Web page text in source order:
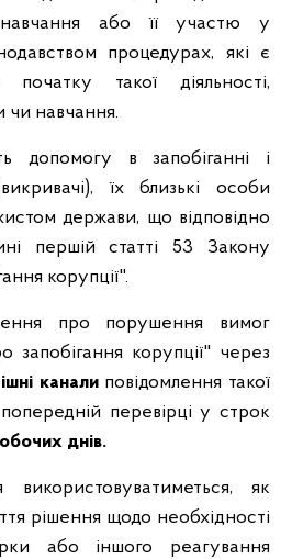
або її участю у
процедурах, які є
початку такої діяльності,
чи навчання.
допомогу в запобіганні і
їх близькі особи
держави, що відповідно
першій статті 53 Закону
корупції".
про порушення вимог
корупції" через
канали повідомлення такої
попередній перевірці у строк
днів.
використовуватиметься, як
рішення щодо необхідності
або іншого реагування